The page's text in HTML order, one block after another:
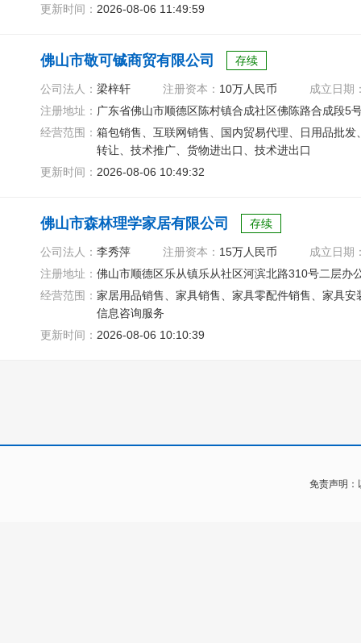
更新时间： 2026-08-06 11:49:59
佛山市敬可铖商贸有限公司 存续
公司法人： 梁梓轩 注册资本： 10万人民币
成立日期
注册地址： 广东省佛山市顺德区陈村镇合成社区佛陈路合成段5
经营范围： 箱包销售、互联网销售、国内贸易代理、日用品批
转让、技术推广、货物进出口、技术进出口
更新时间： 2026-08-06 10:49:32
佛山市森林理学家居有限公司 存续
公司法人： 李秀萍 注册资本： 15万人民币
成立日期
注册地址： 佛山市顺德区乐从镇乐从社区河滨北路310号二层办
经营范围： 家居用品销售、家具销售、家具零配件销售、家具
信息咨询服务
更新时间： 2026-08-06 10:10:39
免责声明：